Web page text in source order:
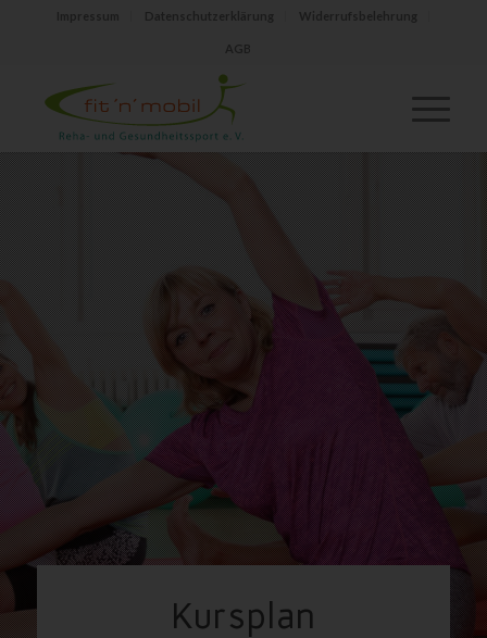
Impressum Datenschutzerklärung Widerrufsbelehrung
AGB
Kursplan